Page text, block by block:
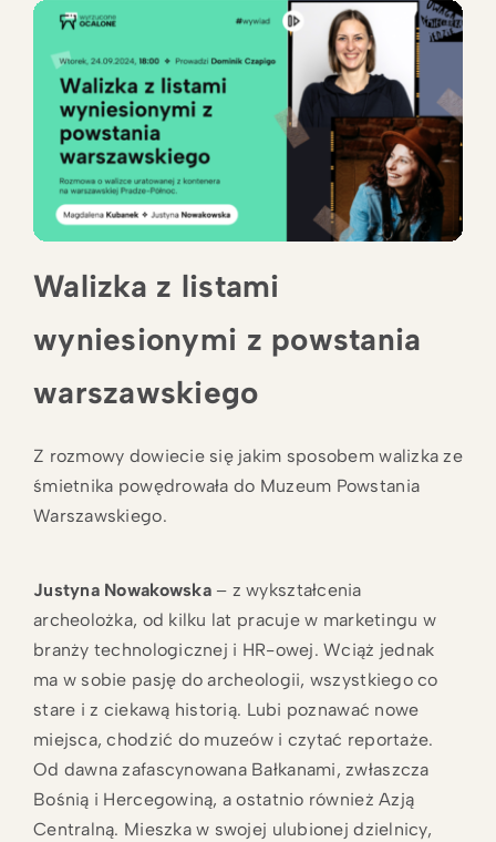
Walizka z listami
wyniesionymi z powstania
warszawskiego
Z rozmowy dowiecie się jakim sposobem walizka ze
śmietnika powędrowała do Muzeum Powstania
Warszawskiego.
Justyna Nowakowska– z wykształcenia
archeolożka, od kilku lat pracuje w marketingu w
branży technologicznej i HR-owej. Wciąż jednak
ma w sobie pasję do archeologii, wszystkiego co
stare i z ciekawą historią. Lubi poznawać nowe
miejsca, chodzić do muzeów i czytać reportaże.
Od dawna zafascynowana Bałkanami, zwłaszcza
Bośnią i Hercegowiną, a ostatnio również Azją
Centralną. Mieszka w swojej ulubionej dzielnicy,